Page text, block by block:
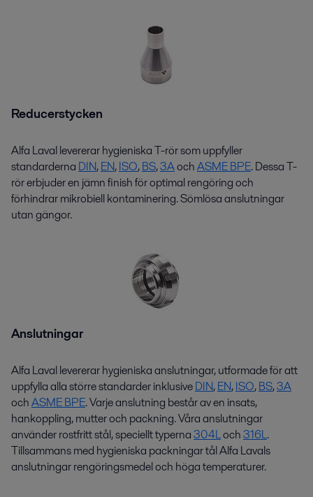
Reducerstycken
Alfa Laval levererar hygieniskaT-rörsom uppfyller
standarderna DIN,EN,ISO,BS,3AochASME BPE. DessaT-
rörerbjuder en jämn finish föroptimalrengöring och
förhindrar mikrobiell kontaminering. Sömlösa anslutningar
utangängor.
Anslutningar
Alfa Laval levererar hygieniska anslutningar, utformade för att
uppfylla alla större standarder inklusiveDIN,EN,ISO,BS,3A
ochASME BPE. Varje anslutning består aven insats,
hankoppling, mutter och packning. Våra anslutningar
använderrostfritt stål, speciellt typerna304Loch316L.
Tillsammans med hygieniska packningar tål Alfa Lavals
anslutningar rengöringsmedel och höga temperaturer.